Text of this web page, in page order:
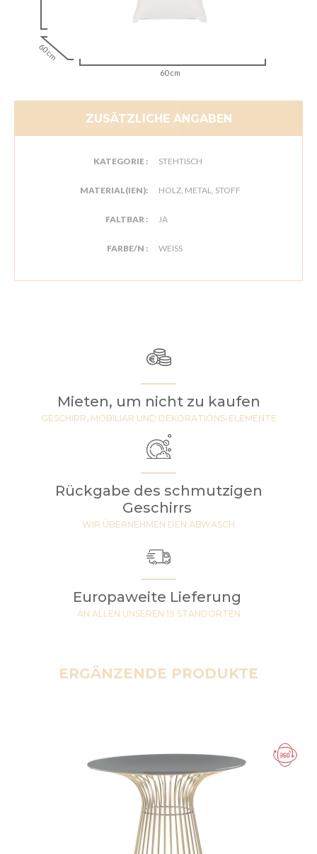
60 cm
60 cm
ZUSÄTZLICHE ANGABEN
KATEGORIE : STEHTISCH
MATERIAL(IEN): HOLZ, METAL, STOFF
FALTBAR : JA
FARBE/N : WEISS
Mieten, um nicht zu kaufen
GESCHIRR, MOBILIAR UND DEKORATIONS-ELEMENTE
Rückgabe des schmutzigen
Geschirrs
WIR ÜBERNEHMEN DEN ABWASCH
Europaweite Lieferung
AN ALLEN UNSEREN 19 STANDORTEN
ERGÄNZENDE PRODUKTE